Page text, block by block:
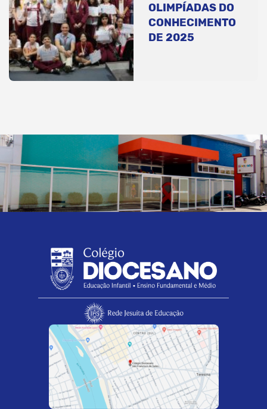
OLIMPÍADAS DO
CONHECIMENTO
DE 2025